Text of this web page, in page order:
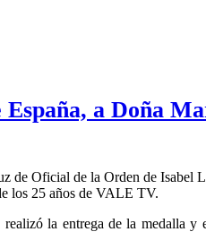
a Doña
de Oficial de la Orden de Isabel
los 25 años de VALE TV.
la entrega de la medalla